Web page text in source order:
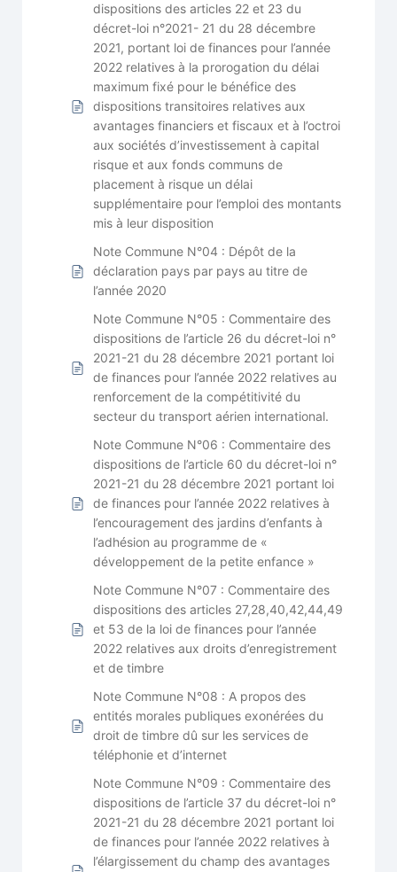
dispositions des articles 22 et 23 du
décret-loi n°2021- 21 du 28 décembre
2021, portant loi de finances pour l’année
2022 relatives à la prorogation du délai
maximum fixé pour le bénéfice des
dispositions transitoires relatives aux
avantages financiers et fiscaux et à l’octroi
aux sociétés d’investissement à capital
risque et aux fonds communs de
placement à risque un délai
supplémentaire pour l’emploi des montants
mis à leur disposition
Note Commune N°04 : Dépôt de la
déclaration pays par pays au titre de
l’année 2020
Note Commune N°05 : Commentaire des
dispositions de l’article 26 du décret-loi n°
2021-21 du 28 décembre 2021 portant loi
de finances pour l’année 2022 relatives au
renforcement de la compétitivité du
secteur du transport aérien international.
Note Commune N°06 : Commentaire des
dispositions de l’article 60 du décret-loi n°
2021-21 du 28 décembre 2021 portant loi
de finances pour l’année 2022 relatives à
l’encouragement des jardins d’enfants à
l’adhésion au programme de «
développement de la petite enfance »
Note Commune N°07 : Commentaire des
dispositions des articles 27,28,40,42,44,49
et 53 de la loi de finances pour l’année
2022 relatives aux droits d’enregistrement
et de timbre
Note Commune N°08 : A propos des
entités morales publiques exonérées du
droit de timbre dû sur les services de
téléphonie et d’internet
Note Commune N°09 : Commentaire des
dispositions de l’article 37 du décret-loi n°
2021-21 du 28 décembre 2021 portant loi
de finances pour l’année 2022 relatives à
l’élargissement du champ des avantages